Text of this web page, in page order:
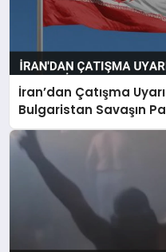
İran’dan Çatışma
Bulgaristan Savaşın